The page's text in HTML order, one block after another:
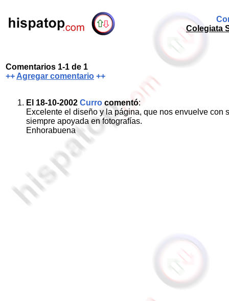
Colegiata
Comentarios 1-1 de 1
++ Agregar comentario ++
El 18-10-2002 Curro comentó:
Excelente el diseño y la página, que nos envuelve con
siempre apoyada en fotografías.
Enhorabuena